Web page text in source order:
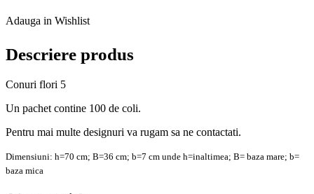
Adauga in Wishlist
Descriere produs
Conuri flori 5
Un pachet contine 100 de coli.
Pentru mai multe designuri va rugam sa ne contactati.
Dimensiuni: h=70 cm; B=36 cm; b=7 cm unde h=inaltimea; B= baza mare; b=
baza mica